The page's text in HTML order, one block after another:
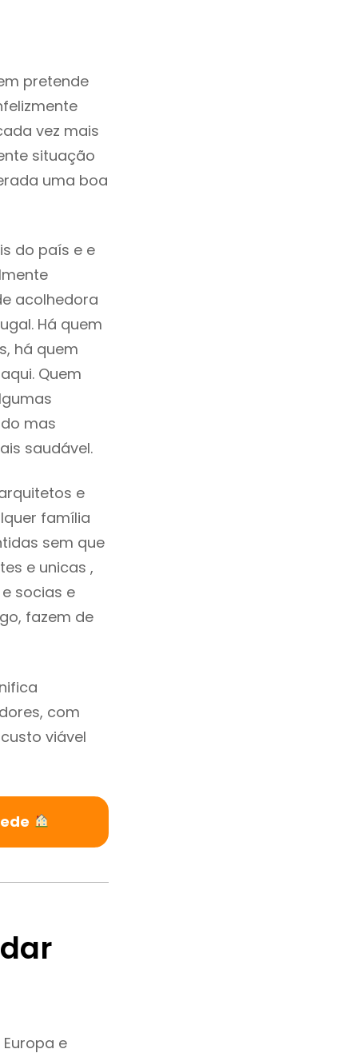
pretende
vez mais
situação
uma boa
do país e e
acolhedora
Há quem
há quem
Quem
mas
saudável.
e
família
sem que
e unicas ,
socias e
fazem de
com
viável
e